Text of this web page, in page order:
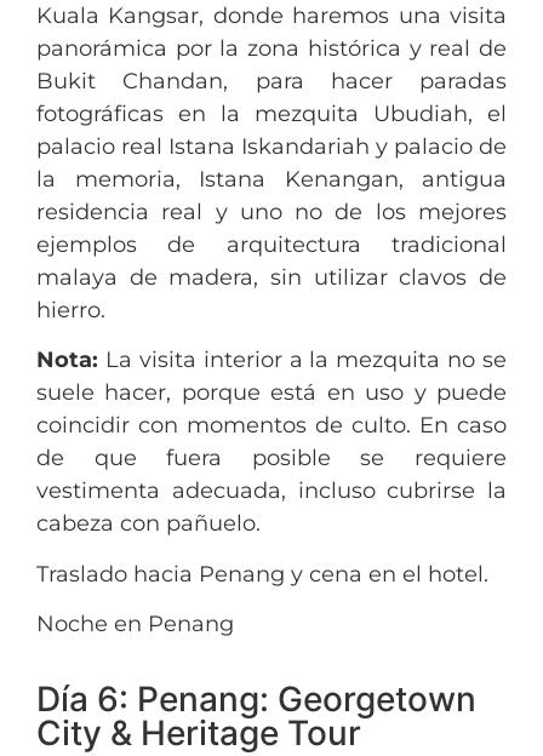
Kuala Kangsar, donde haremos una visita
panorámica por la zona histórica y real de
Bukit Chandan, para hacer paradas
fotográficas en la mezquita Ubudiah, el
palacio real Istana Iskandariah y palacio de
la memoria, Istana Kenangan, antigua
residencia real y uno no de los mejores
ejemplos de arquitectura tradicional
malaya de madera, sin utilizar clavos de
hierro.
Nota: La visita interior a la mezquita no se
suele hacer, porque está en uso y puede
coincidir con momentos de culto. En caso
de que fuera posible se requiere
vestimenta adecuada, incluso cubrirse la
cabeza con pañuelo.
Traslado hacia Penang y cena en el hotel.
Noche en Penang
Día 6: Penang: Georgetown
City & Heritage Tour